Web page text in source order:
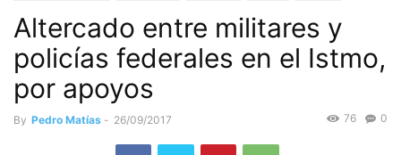
Istmo
Altercado entre militares y
policías federales en el Istmo,
por apoyos
By Pedro Matías - 26/09/2017 0
76